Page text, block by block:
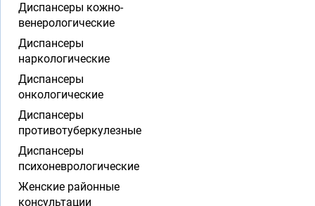
Диспансеры кожно-
венерологические
Диспансеры
наркологические
Диспансеры
онкологические
Диспансеры
противотуберкулезные
Диспансеры
психоневрологические
Женские районные
консультации